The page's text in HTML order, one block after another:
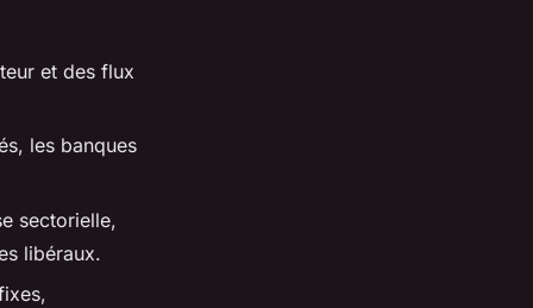
et des flux
les banques
sectorielle,
libéraux.